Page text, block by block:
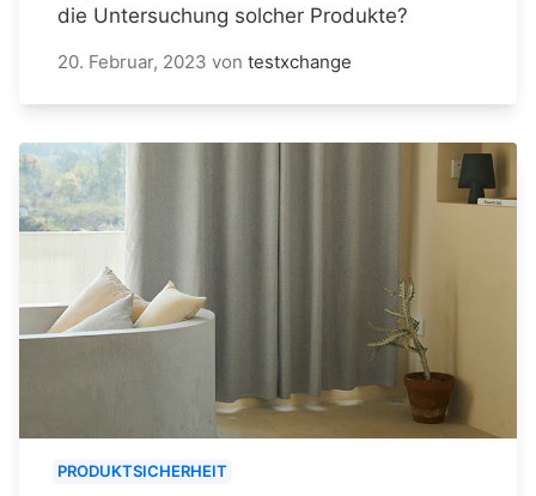
die Untersuchung solcher Produkte?
20. Februar, 2023 von testxchange
PRODUKTSICHERHEIT